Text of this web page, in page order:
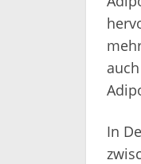
In